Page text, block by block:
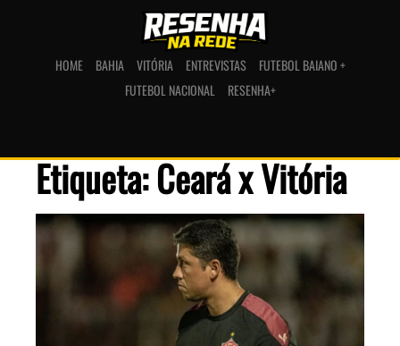
HOME BAHIA VITÓRIA ENTREVISTAS
FUTEBOL BAIANO +
FUTEBOL NACIONAL
RESENHA+
Etiqueta: Ceará x Vitória